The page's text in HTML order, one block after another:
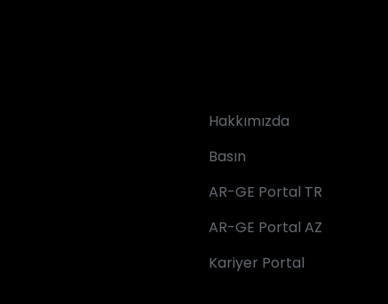
Hakkımızda
Basın
AR-GE Portal TR
AR-GE Portal AZ
Kariyer Portal